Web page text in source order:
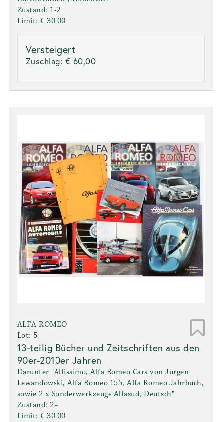
Zustand: 1-2
Limit: € 30,00
Versteigert
Zuschlag: € 60,00
ALFA ROMEO
Lot: 5
13-teilig Bücher und Zeitschriften aus den
90er-2010er Jahren
Darunter "Alfissimo, Alfa Romeo Cars von Jürgen
Lewandowski, Alfa Romeo 155, Alfa Romeo Jahrbuch,
sowie 2 x Sonderwerkzeuge Alfasud, Deutsch"
Zustand: 2+
Limit: € 30,00